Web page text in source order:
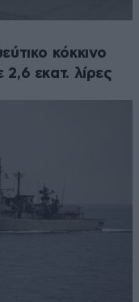
κόκκινο
εκατ. λίρες